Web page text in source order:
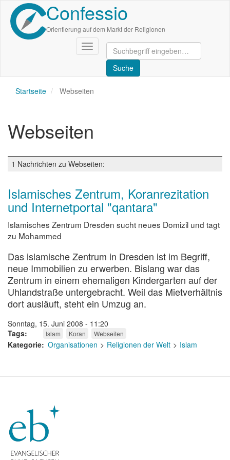
Direkt
zum
Inhalt
Confessio
Orientierung auf dem Markt der Religionen
Navigation
aktivieren/deaktivieren
Startseite Webseiten
Webseiten
1 Nachrichten zu Webseiten:
Islamisches Zentrum, Koranrezitation
und Internetportal "qantara"
Islamisches Zentrum Dresden sucht neues Domizil und tagt
zu Mohammed
Das islamische Zentrum in Dresden ist im Begriff,
neue Immobilien zu erwerben. Bislang war das
Zentrum in einem ehemaligen Kindergarten auf der
Uhlandstraße untergebracht. Weil das Mietverhältnis
dort ausläuft, steht ein Umzug an.
Sonntag, 15. Juni 2008 - 11:20
Tags
Islam Koran Webseiten
Kategorie Organisationen Religionen der Welt Islam